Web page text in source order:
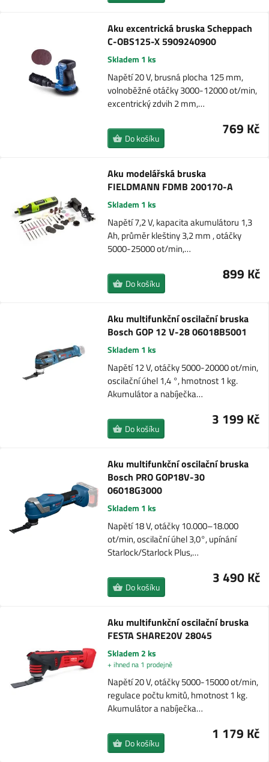
Aku excentrická bruska Scheppach
C-OBS125-X 5909240900
Skladem 1 ks
Napětí 20 V, brusná plocha 125 mm,
volnoběžné otáčky 3000-12000 ot/min,
excentrický zdvih 2 mm,…
769 Kč
Do košíku
Aku modelářská bruska
FIELDMANN FDMB 200170-A
Skladem 1 ks
Napětí 7,2 V, kapacita akumulátoru 1,3
Ah, průměr kleštiny 3,2 mm , otáčky
5000-25000 ot/min,…
899 Kč
Do košíku
Aku multifunkční oscilační bruska
Bosch GOP 12 V-28 06018B5001
Skladem 1 ks
Napětí 12 V, otáčky 5000-20000 ot/min,
oscilační úhel 1,4 °, hmotnost 1 kg.
Akumulátor a nabíječka…
3 199 Kč
Do košíku
Aku multifunkční oscilační bruska
Bosch PRO GOP18V-30
06018G3000
Skladem 1 ks
Napětí 18 V, otáčky 10.000–18.000
ot/min, oscilační úhel 3,0°, upínání
Starlock/Starlock Plus,…
3 490 Kč
Do košíku
Aku multifunkční oscilační bruska
FESTA SHARE20V 28045
Skladem 2 ks
+ ihned na 1 prodejně
Napětí 20 V, otáčky 5000-15000 ot/min,
regulace počtu kmitů, hmotnost 1 kg.
Akumulátor a nabíječka…
1 179 Kč
Do košíku